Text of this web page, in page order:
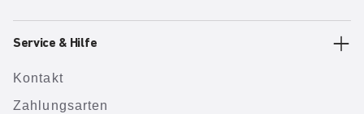
Service & Hilfe
Kontakt
Zahlungsarten